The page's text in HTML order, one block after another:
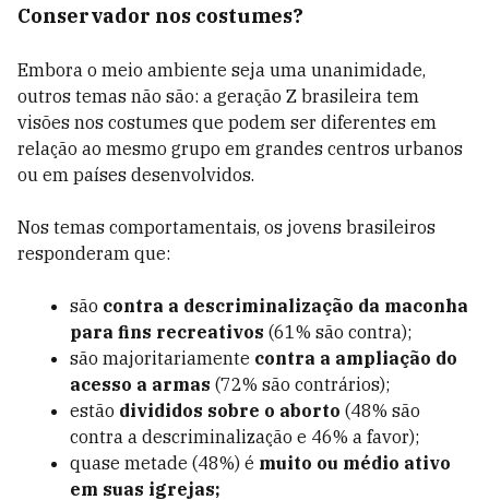
Conservador nos costumes?
Embora o meio ambiente seja uma unanimidade,
outros temas não são: a geração Z brasileira tem
visões nos costumes que podem ser diferentes em
relação ao mesmo grupo em grandes centros urbanos
ou em países desenvolvidos.
Nos temas comportamentais, os jovens brasileiros
responderam que:
são contra a descriminalização da maconha
para fins recreativos (61% são contra);
são majoritariamente contra a ampliação do
acesso a armas (72% são contrários);
estão divididos sobre o aborto (48% são
contra a descriminalização e 46% a favor);
quase metade (48%) é muito ou médio ativo
em suas igrejas;